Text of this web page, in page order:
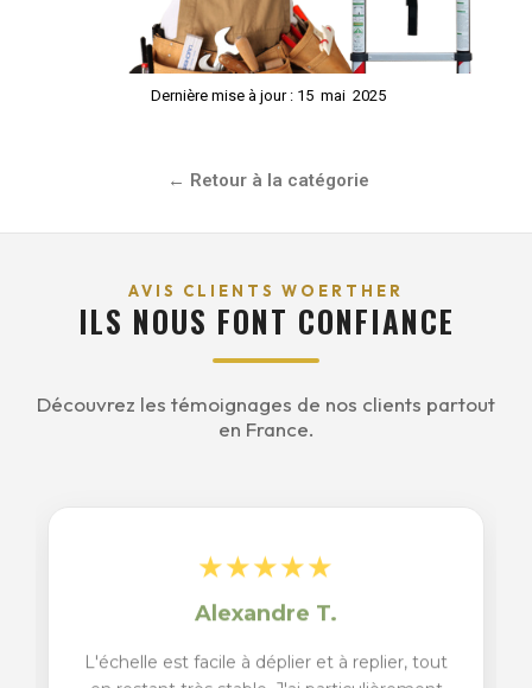
Dernière mise à jour : 15mai 2025
Retour à la catégorie
AVIS CLIENTS WOERTHER
ILS NOUS FONT CONFIANCE
Découvrez les témoignages de nos clients partout
en France.